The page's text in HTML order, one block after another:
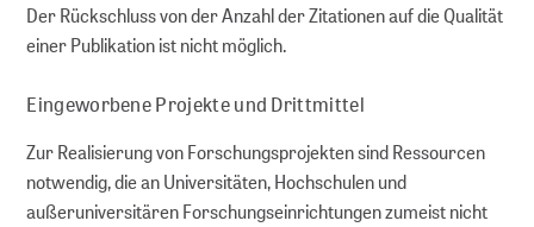
Der Rückschluss von der Anzahl der Zitationen auf die Qualität
einer Publikation ist nicht möglich.
Eingeworbene Projekte und Drittmittel
Zur Realisierung von Forschungsprojekten sind Ressourcen
notwendig, die an Universitäten, Hochschulen und
außeruniversitären Forschungseinrichtungen zumeist nicht